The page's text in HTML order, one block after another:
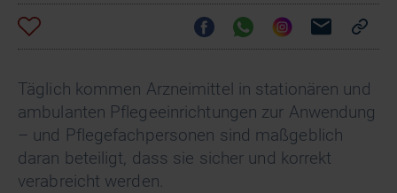
Täglich kommen Arzneimittel in stationären und
ambulanten Pflegeeinrichtungen zur Anwendung
– und Pflegefachpersonen sind maßgeblich
daran beteiligt, dass sie sicher und korrekt
verabreicht werden.